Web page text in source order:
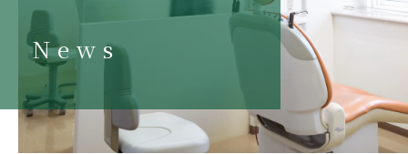
News